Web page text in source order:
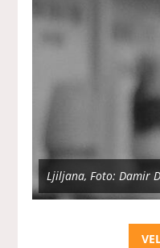
Ljiljana, Foto: Damir